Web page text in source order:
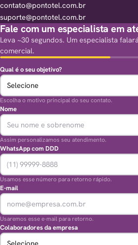
contato@pontotel.com.br
suporte@pontotel.com.br
Fale com um especialista em
Leva ~30 segundos. Um especialista
comercial.
Qual é o seu objetivo?
Escolha o motivo principal do seu contato.
Nome
Assim personalizamos seu atendimento.
WhatsApp com DDD
Usamos esse número para retorno rápido.
E-mail
Usaremos esse e-mail para retorno.
Colaboradores da empresa